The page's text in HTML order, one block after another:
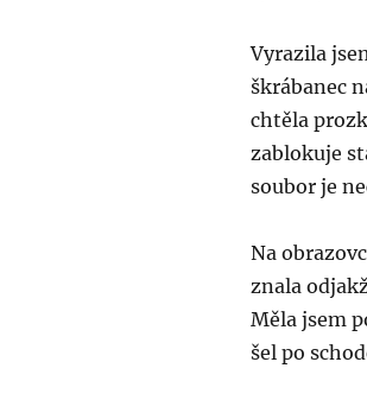
Vyrazila
škrábanec
chtěla
zablokuje
soubor je
Na
znala
Měla jsem
šel po